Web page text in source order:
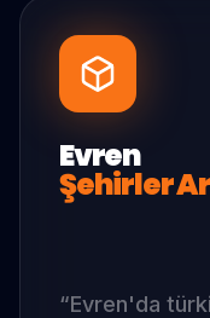
Evren
Şehirler
“Evren'da